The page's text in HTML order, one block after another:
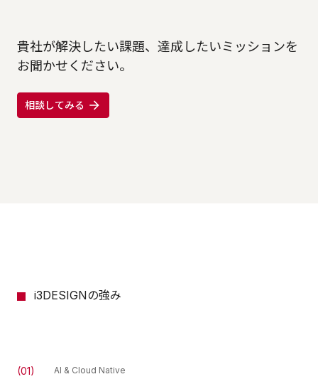
貴社が解決したい課題、達成したいミッションを
お聞かせください。
相談してみる
i3DESIGNの強み
(01) AI & Cloud Native